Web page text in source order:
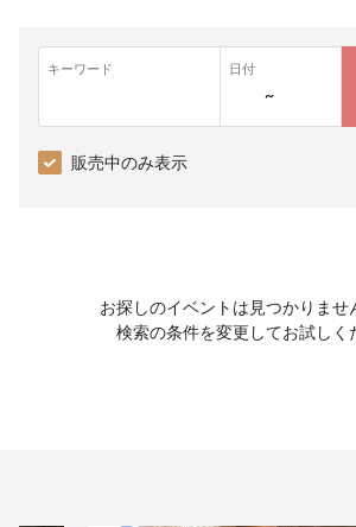
キーワード 日付
~
販売中のみ表示
お探しのイベントは見つかりませ
検索の条件を変更してお試しく